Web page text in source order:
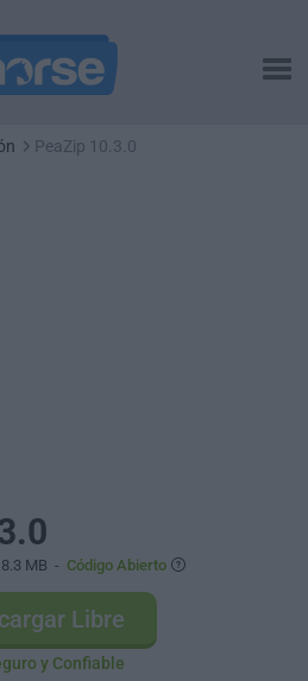
PeaZip 10.3.0
MB - Código Abierto
Libre
y Confiable